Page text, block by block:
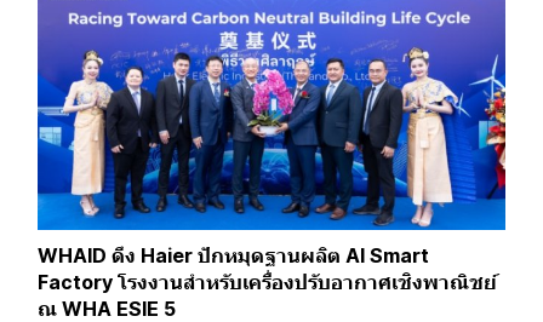
WHAID ดึง Haier ปักหมุดฐานผลิต AI Smart
Factory โรงงานสำหรับเครื่องปรับอากาศเชิงพาณิชย์
ณ WHA ESIE 5